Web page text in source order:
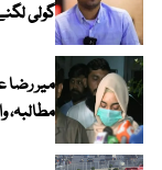
گولی
میر رضا
مطالبہ،